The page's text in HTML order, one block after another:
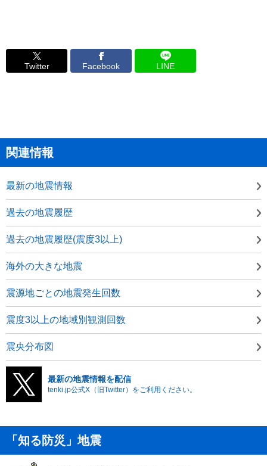
Twitter Facebook LINE
関連情報
最新の地震情報
過去の地震履歴
過去の地震履歴(震度3以上)
海外の大きな地震
震源地ごとの地震発生回数
震度3以上の地域別観測回数
震央分布図
最新の地震情報を配信
tenki.jp公式X（旧Twitter）をご利用ください。
「知る防災」地震